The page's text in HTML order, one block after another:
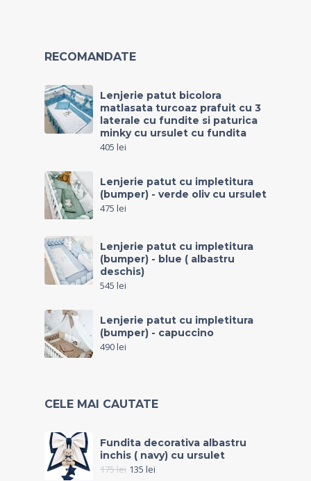
RECOMANDATE
Lenjerie patut bicolora
matlasata turcoaz prafuit cu 3
laterale cu fundite si paturica
minky cu ursulet cu fundita
405 lei
Lenjerie patut cu impletitura
(bumper) - verde oliv cu ursulet
475 lei
Lenjerie patut cu impletitura
(bumper) - blue ( albastru
deschis)
545 lei
Lenjerie patut cu impletitura
(bumper) - capuccino
490lei
CELE MAI CAUTATE
Fundita decorativa albastru
inchis ( navy) cu ursulet
175lei 135 lei